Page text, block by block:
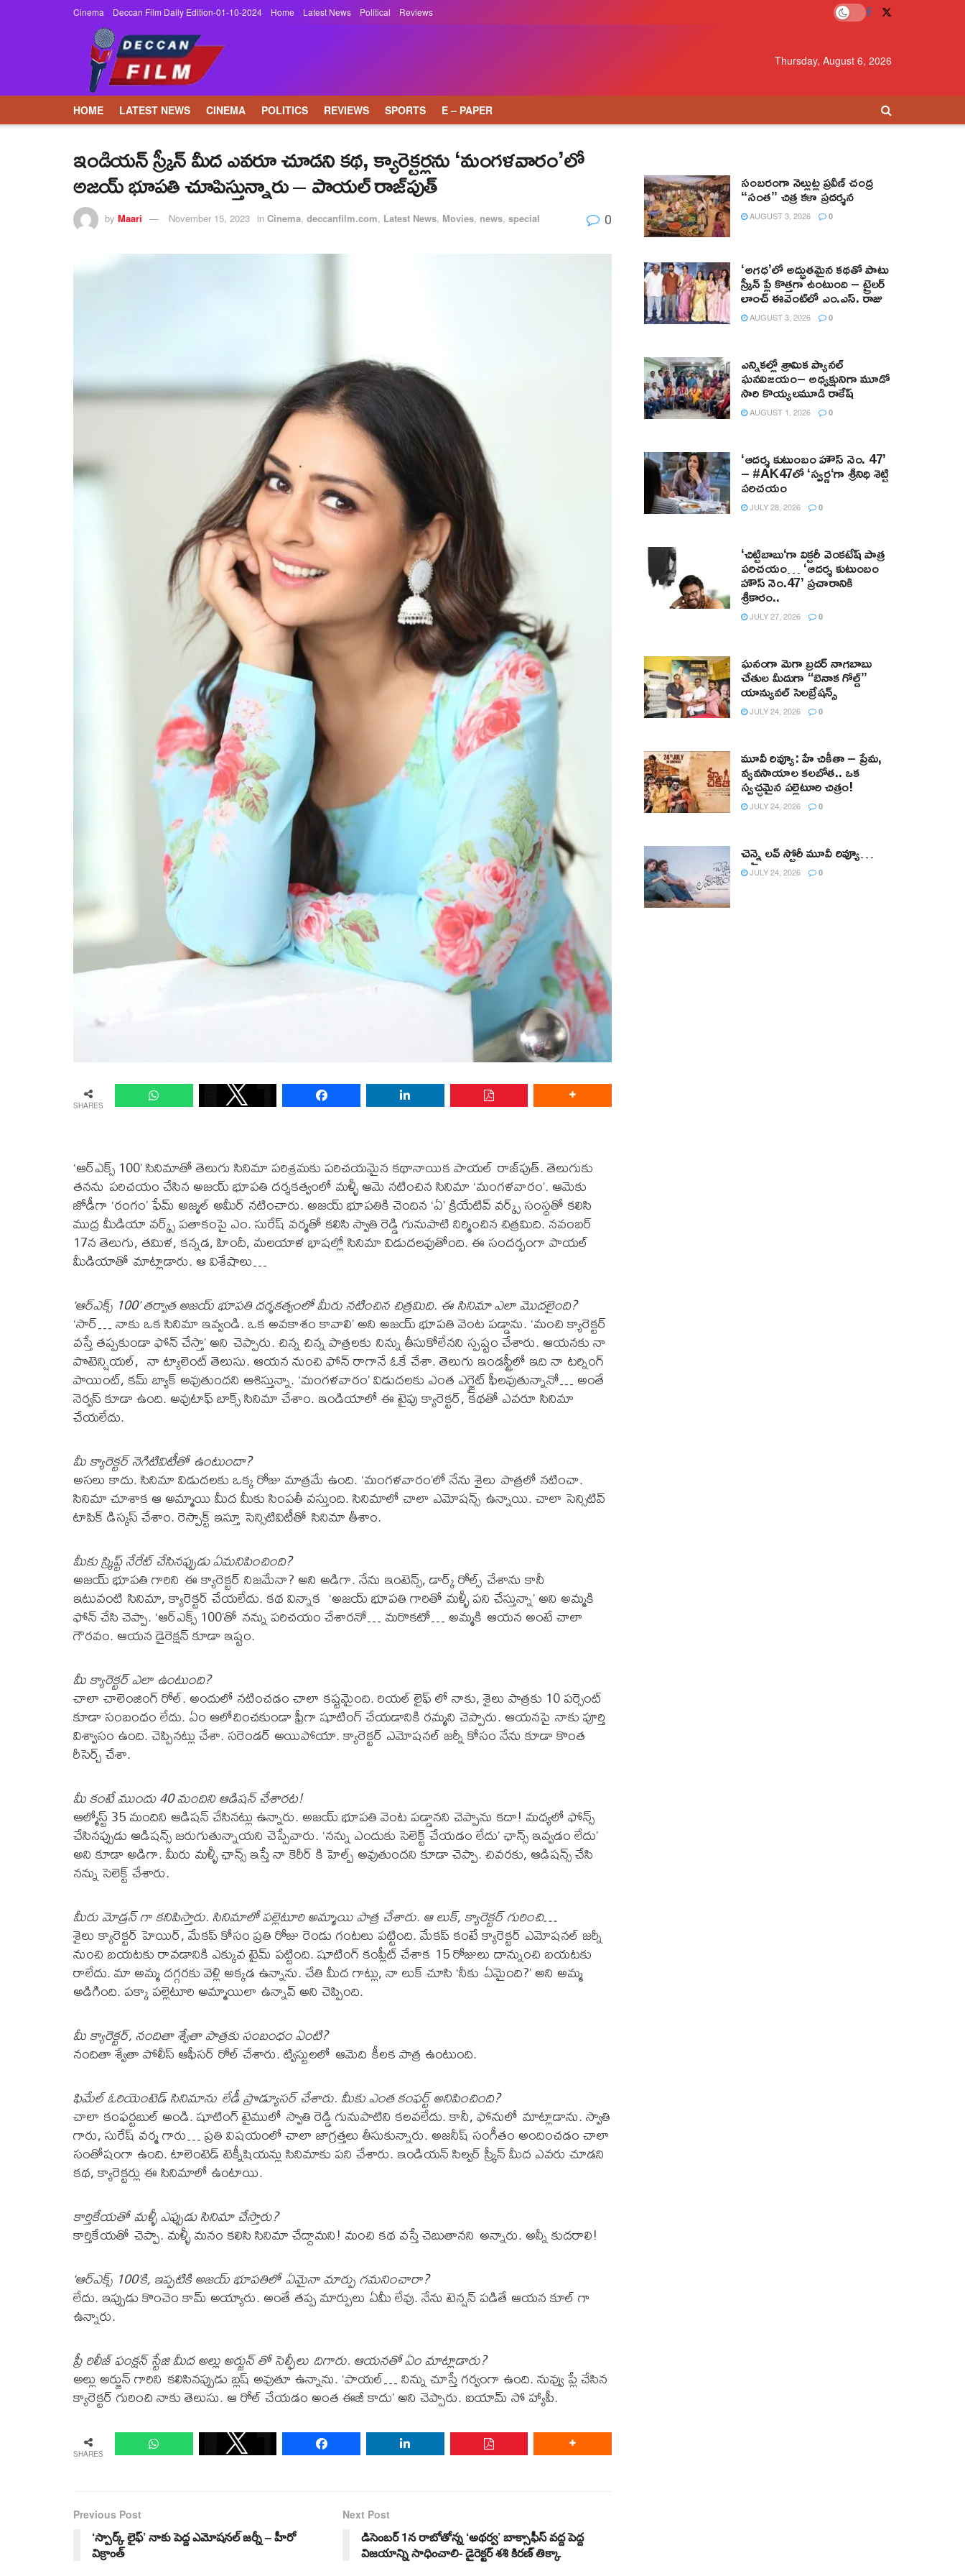
Cinema Deccan Film Daily Edition-01-10-2024 Home Latest News Political Reviews
Thursday, August 6, 2026
HOME LATEST NEWS CINEMA POLITICS REVIEWS SPORTS E – PAPER
ఇండియన్ స్క్రీన్ మీద ఎవరూ చూడని కథ, క్యారెక్టర్లను ‘మంగళవారం’లో
అజయ్ భూపతి చూపిస్తున్నారు – పాయల్ రాజ్‌పుత్
by Maari November 15, 2023 in Cinema, deccanfilm.com, Latest News, Movies, news, special 0
SHARES
‘ఆర్ఎక్స్ 100’ సినిమాతో తెలుగు సినిమా పరిశ్రమకు పరిచయమైన కథానాయిక పాయల్ రాజ్‌పుత్. తెలుగుకు
తనను పరిచయం చేసిన అజయ్ భూపతి దర్శకత్వంలో మళ్ళీ ఆమె నటించిన సినిమా ‘మంగళవారం’. ఆమెకు
జోడీగా ‘రంగం’ ఫేమ్ అజ్మల్ అమీర్ నటించారు. అజయ్ భూపతికి చెందిన ‘ఏ’ క్రియేటివ్ వర్క్స్ సంస్థతో కలిసి
ముద్ర మీడియా వర్క్స్ పతాకంపై ఎం. సురేష్ వర్మతో కలిసి స్వాతి రెడ్డి గునుపాటి నిర్మించిన చిత్రమిది. నవంబర్
17న తెలుగు, తమిళ, కన్నడ, హిందీ, మలయాళ భాషల్లో సినిమా విడుదలవుతోంది. ఈ సందర్భంగా పాయల్
మీడియాతో మాట్లాడారు. ఆ విశేషాలు…
‘ఆర్ఎక్స్ 100’ తర్వాత అజయ్ భూపతి దర్శకత్వంలో మీరు నటించిన చిత్రమిది. ఈ సినిమా ఎలా మొదలైంది?
‘సార్… నాకు ఒక సినిమా ఇవ్వండి. ఒక అవకాశం కావాలి’ అని అజయ్ భూపతి వెంట పడ్డాను. ‘మంచి క్యారెక్టర్
వస్తే తప్పకుండా ఫోన్ చేస్తా’ అని చెప్పారు. చిన్న చిన్న పాత్రలకు నిన్ను తీసుకోలేనని స్పష్టం చేశారు. ఆయనకు నా
పొటెన్షియల్, నా ట్యాలెంట్ తెలుసు. ఆయన నుంచి ఫోన్ రాగానే ఓకే చేశా. తెలుగు ఇండస్ట్రీలో ఇది నా టర్నింగ్
పాయింట్, కమ్ బ్యాక్ అవుతుందని ఆశిస్తున్నా. ‘మంగళవారం’ విడుదలకు ఎంత ఎగ్జైట్ ఫీలవుతున్నానో… అంతే
నెర్వస్ కూడా ఉంది. అవుటాఫ్ బాక్స్ సినిమా చేశాం. ఇండియాలో ఈ టైపు క్యారెక్టర్, కథతో ఎవరూ సినిమా
చేయలేదు.
మీ క్యారెక్టర్ నెగిటివిటీతో ఉంటుందా?
అసలు కాదు. సినిమా విడుదలకు ఒక్క రోజు మాత్రమే ఉంది. ‘మంగళవారం’లో నేను శైలు పాత్రలో నటించా.
సినిమా చూశాక ఆ అమ్మాయి మీద మీకు సింపతీ వస్తుంది. సినిమాలో చాలా ఎమోషన్స్ ఉన్నాయి. చాలా సెన్సిటివ్
టాపిక్ డిస్కస్ చేశాం. రెస్పాక్ట్ ఇస్తూ సెన్సిటివిటీతో సినిమా తీశాం.
మీకు స్క్రిప్ట్ నేరేట్ చేసినప్పుడు ఏమనిపించింది?
అజయ్ భూపతి గారిని ఈ క్యారెక్టర్ నిజమేనా? అని అడిగా. నేను ఇంటెన్స్, డార్క్ రోల్స్ చేశాను కానీ
ఇటువంటి సినిమా, క్యారెక్టర్ చేయలేదు. కథ విన్నాక ‘అజయ్ భూపతి గారితో మళ్ళీ పని చేస్తున్నా’ అని అమ్మకి
ఫోన్ చేసి చెప్పా. ‘ఆర్ఎక్స్ 100’తో నన్ను పరిచయం చేశారనో… మరొకటో… అమ్మకి ఆయన అంటే చాలా
గౌరవం. ఆయన డైరెక్షన్ కూడా ఇష్టం.
మీ క్యారెక్టర్ ఎలా ఉంటుంది?
చాలా చాలెంజింగ్ రోల్. అందులో నటించడం చాలా కష్టమైంది. రియల్ లైఫ్ లో నాకు, శైలు పాత్రకు 10 పర్సెంట్
కూడా సంబంధం లేదు. ఏం ఆలోచించకుండా ఫ్రీగా షూటింగ్ చేయడానికి రమ్మని చెప్పారు. ఆయనపై నాకు పూర్తి
విశ్వాసం ఉంది. చెప్పినట్లు చేశా. సరెండర్ అయిపోయా. క్యారెక్టర్ ఎమోషనల్ జర్నీ కోసం నేను కూడా కొంత
రీసెర్చ్ చేశా.
మీ కంటే ముందు 40 మందిని ఆడిషన్ చేశారట!
ఆల్మోస్ట్ 35 మందిని ఆడిషన్ చేసినట్లు ఉన్నారు. అజయ్ భూపతి వెంట పడ్డానని చెప్పాను కదా! మధ్యలో ఫోన్స్
చేసినప్పుడు ఆడిషన్స్ జరుగుతున్నాయని చెప్పేవారు. ‘నన్ను ఎందుకు సెలెక్ట్ చేయడం లేదు’ ఛాన్స్ ఇవ్వడం లేదు’
అని కూడా అడిగా. మీరు మళ్ళీ ఛాన్స్ ఇస్తే నా కెరీర్ కి హెల్ప్ అవుతుందని కూడా చెప్పా. చివరకు, ఆడిషన్స్ చేసి
నన్ను సెలెక్ట్ చేశారు.
మీరు మోడ్రన్ గా కనిపిస్తారు. సినిమాలో పల్లెటూరి అమ్మాయి పాత్ర చేశారు. ఆ లుక్, క్యారెక్టర్ గురించి…
శైలు క్యారెక్టర్ హెయిర్, మేకప్ కోసం ప్రతి రోజు రెండు గంటలు పట్టింది. మేకప్ కంటే క్యారెక్టర్ ఎమోషనల్ జర్నీ
నుంచి బయటకు రావడానికి ఎక్కువ టైమ్ పట్టింది. షూటింగ్ కంప్లీట్ చేశాక 15 రోజులు దాన్నుంచి బయటకు
రాలేదు. మా అమ్మ దగ్గరకు వెళ్లి అక్కడ ఉన్నాను. చేతి మీద గాట్లు, నా లుక్ చూసి ‘నీకు ఏమైంది?’ అని అమ్మ
అడిగింది. పక్కా పల్లెటూరి అమ్మాయిలా ఉన్నావ్ అని చెప్పింది.
మీ క్యారెక్టర్, నందితా శ్వేతా పాత్రకు సంబంధం ఏంటి?
నందితా శ్వేతా పోలీస్ ఆఫీసర్ రోల్ చేశారు. ట్విస్టులలో ఆమెది కీలక పాత్ర ఉంటుంది.
ఫిమేల్ ఓరియెంటెడ్ సినిమాను లేడీ ప్రొడ్యూసర్ చేశారు. మీకు ఎంత కంఫర్ట్ అనిపించింది?
చాలా కంఫర్టబుల్ అండి. షూటింగ్ టైములో స్వాతి రెడ్డి గునుపాటిని కలవలేదు. కానీ, ఫోనులో మాట్లాడాను. స్వాతి
గారు, సురేష్ వర్మ గారు… ప్రతి విషయంలో చాలా జాగ్రత్తలు తీసుకున్నారు. అజనీష్ సంగీతం అందించడం చాలా
సంతోషంగా ఉంది. టాలెంటెడ్ టెక్నీషియన్లు సినిమాకు పని చేశారు. ఇండియన్ సిల్వర్ స్క్రీన్ మీద ఎవరు చూడని
కథ, క్యారెక్టర్లు ఈ సినిమాలో ఉంటాయి.
కార్తికేయతో మళ్ళీ ఎప్పుడు సినిమా చేస్తారు?
కార్తికేయతో చెప్పా. మళ్ళీ మనం కలిసి సినిమా చేద్దామని! మంచి కథ వస్తే చెబుతానని అన్నారు. అన్నీ కుదరాలి!
‘ఆర్ఎక్స్ 100’కి, ఇప్పటికి అజయ్ భూపతిలో ఏమైనా మార్పు గమనించారా?
లేదు. ఇప్పుడు కొంచెం కామ్ అయ్యారు. అంతే తప్ప మార్పులు ఏమీ లేవు. నేను టెన్షన్ పడితే ఆయన కూల్ గా
ఉన్నారు.
ప్రీ రిలీజ్ ఫంక్షన్ స్టేజి మీద అల్లు అర్జున్ తో సెల్ఫీలు దిగారు. ఆయనతో ఏం మాట్లాడారు?
అల్లు అర్జున్ గారిని కలిసినప్పుడు బ్లష్ అవుతూ ఉన్నాను. ‘పాయల్… నిన్ను చూస్తే గర్వంగా ఉంది. నువ్వు ప్లే చేసిన
క్యారెక్టర్ గురించి నాకు తెలుసు. ఆ రోల్ చేయడం అంత ఈజీ కాదు’ అని చెప్పారు. ఐయామ్ సో హ్యాపీ.
SHARES
Previous Post
‘స్పార్క్ లైఫ్’ నాకు పెద్ద ఎమోష‌న‌ల్ జ‌ర్నీ – హీరో
విక్రాంత్‌
Next Post
డిసెంబర్ 1న రాబోతోన్న ‘అథర్వ’ బాక్సాఫీస్ వద్ద పెద్ద
విజయాన్ని సాధించాలి- డైరెక్టర్ శశి కిరణ్ తిక్కా
సంబరంగా నెల్లుట్ల ప్రవీణ్ చంద్ర
“సంత” చిత్ర కళా ప్రదర్శన
AUGUST 3, 2026 0
‘అగధ’లో అద్భుతమైన కథతో పాటు
స్క్రీన్ ప్లే కొత్తగా ఉంటుంది – ట్రైలర్
లాంచ్ ఈవెంట్‌లో ఎం.ఎస్. రాజు
AUGUST 3, 2026 0
ఎన్నికల్లో శ్రామిక ప్యానల్‌
ఘనవిజయం– అధ్యక్షునిగా మూడో
సారి కొయ్యలమూడి రాకేష్‌
AUGUST 1, 2026 0
‘ఆదర్శ కుటుంబం హౌస్ నెం. 47’
– #AK47లో ‘స్వర్ణ‘గా శ్రీనిధి శెట్టి
పరిచయం
JULY 28, 2026 0
‘చిట్టిబాబు‘గా విక్టరీ వెంకటేష్ పాత్ర
పరిచయం… ‘ఆదర్శ కుటుంబం
హౌస్ నెం.47’ ప్రచారానికి
శ్రీకారం..
JULY 27, 2026 0
ఘనంగా మెగా బ్రదర్ నాగబాబు
చేతుల మీదుగా “బెనాక గోల్డ్”
యాన్యువల్ సెలబ్రేషన్స్
JULY 24, 2026 0
మూవీ రివ్యూ: హే చికీతా – ప్రేమ,
వ్యవసాయాల కలబోత.. ఒక
స్వచ్ఛమైన పల్లెటూరి చిత్రం!
JULY 24, 2026 0
చెన్నై లవ్ స్టోరీ మూవీ రివ్యూ…
JULY 24, 2026 0